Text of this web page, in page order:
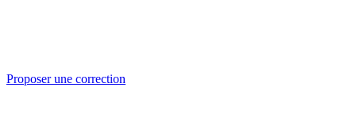
Proposer une correction